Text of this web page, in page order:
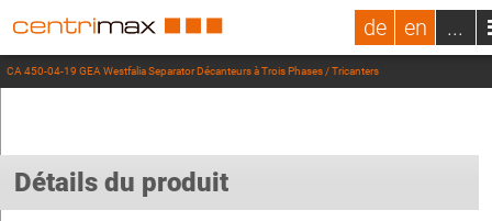
de en ...
CA 450-04-19 GEA Westfalia Separator Décanteurs à Trois Phases / Tricanters
Détails du produit